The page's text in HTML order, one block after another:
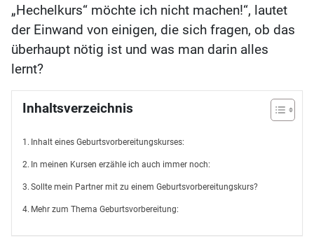
„Hechelkurs“ möchte ich nicht machen!“, lautet
der Einwand von einigen, die sich fragen, ob das
überhaupt nötig ist und was man darin alles
lernt?
Inhaltsverzeichnis
Inhalt eines Geburtsvorbereitungskurses:
In meinen Kursen erzähle ich auch immer noch:
Sollte mein Partner mit zu einem Geburtsvorbereitungskurs?
Mehr zum Thema Geburtsvorbereitung: